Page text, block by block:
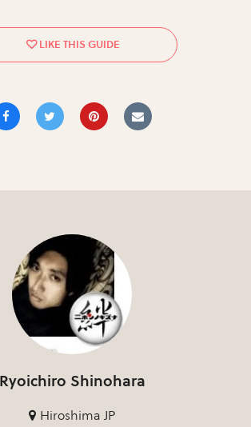
Ryoichiro Shinohara
Hiroshima JP